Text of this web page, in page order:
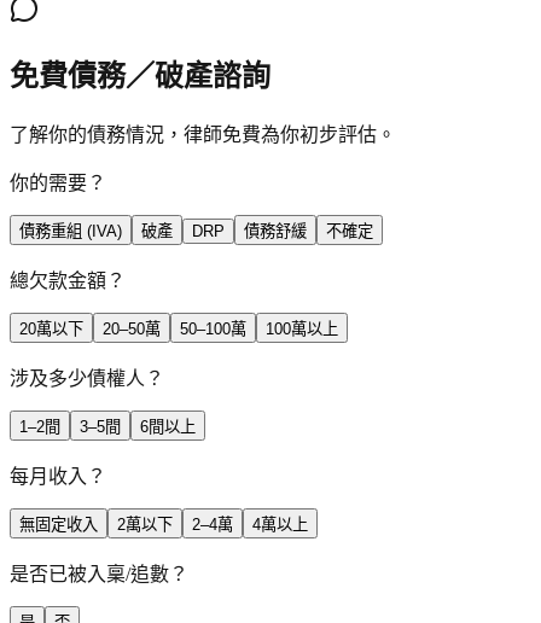
免費債務／破產諮詢
了解你的債務情況，律師免費為你初步評估。
你的需要？
債務重組 (IVA) 破產 DRP 債務舒緩 不確定
總欠款金額？
20萬以下 20–50萬 50–100萬 100萬以上
涉及多少債權人？
1–2間 3–5間 6間以上
每月收入？
無固定收入 2萬以下 2–4萬 4萬以上
是否已被入稟/追數？